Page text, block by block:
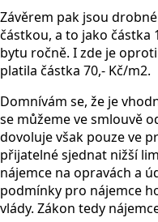
Závěrem pak jsou
částkou, a to jako částka
bytu ročně. I zde je
platila částka 70,- Kč/m2.
Domnívám se, že je
se můžeme ve smlouvě
dovoluje však pouze ve
přijatelné sjednat nižší
nájemce na opravách a
podmínky pro nájemce
vlády. Zákon tedy